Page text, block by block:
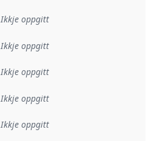
Ikkje oppgitt
Ikkje oppgitt
Ikkje oppgitt
Ikkje oppgitt
Ikkje oppgitt